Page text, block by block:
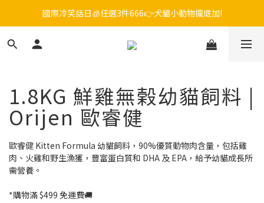
毛孩FUN暑假，飼料最低45折起😻只到9/21
😎吉老闆 即期飼料出清中💥只要599起
毛孩FUN暑假，飼料最低45折起😻只到9/21
1.8KG 鮮雞無榖幼貓飼料 |
Orijen 歐睿健
歐睿健 Kitten Formula 幼貓飼料，90%優質動物肉含量，包括雞
肉、火雞和野生漁獲，豐富蛋白質和 DHA 及 EPA，給予幼貓成長所
需營養。
*購物滿 $499 免運費🚚